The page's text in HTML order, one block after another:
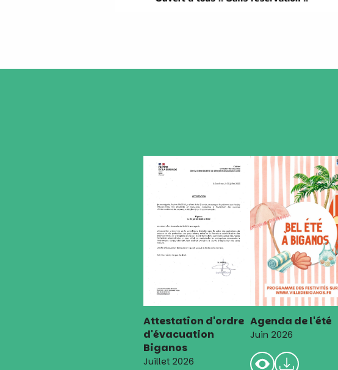
Attestation d'ordre
d'évacuation
Biganos
Juillet 2026
Agenda de l'été
Juin 2026